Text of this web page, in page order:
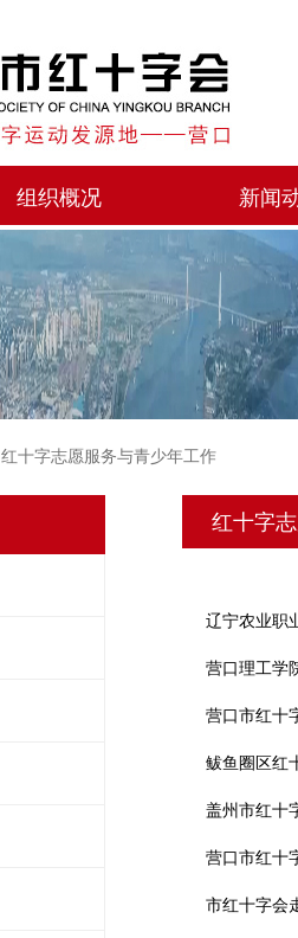
组织概况 新闻
红十字志愿服务与青少年工作
红十字
辽宁农业职
营口理工学
营口市红十
鲅鱼圈区红
盖州市红十
营口市红十
市红十字会